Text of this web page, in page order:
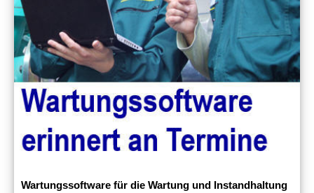
Wartungssoftware für die Wartung und Instandhaltung